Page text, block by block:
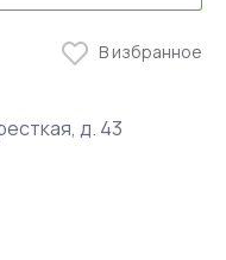
В избранное
д. 43